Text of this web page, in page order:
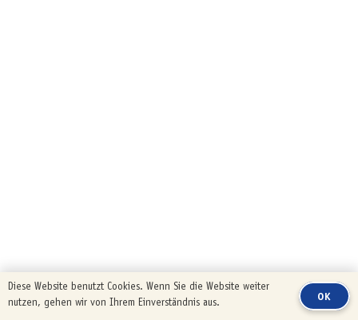
Diese Website benutzt Cookies. Wenn Sie die Website weiter
nutzen, gehen wir von Ihrem Einverständnis aus.
OK